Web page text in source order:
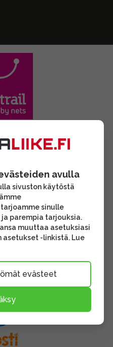
avulla
sivuston käytöstä
sinulle
parempia tarjouksia.
muuttaa asetuksiasi
asetukset -linkistä. Lue
evästeet